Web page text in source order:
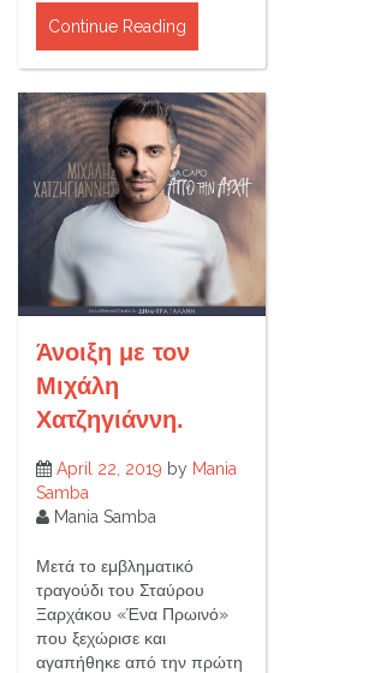
Continue Reading
Άνοιξη με τον
Μιχάλη
Χατζηγιάννη.
April 22, 2019 by Mania
Samba
Mania Samba
Μετά το εμβληματικό
τραγούδι του Σταύρου
Ξαρχάκου «Ένα Πρωινό»
που ξεχώρισε και
αγαπήθηκε από την πρώτη